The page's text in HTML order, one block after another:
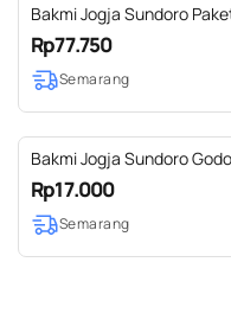
Bakmi Jogja Sundoro
hampers B
Rp77.750
Semarang
Bakmi Jogja Sundoro
Rp17.000
Semarang